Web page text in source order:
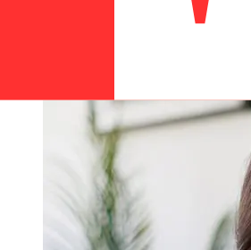
看Bank of China (Hong Kong)的截